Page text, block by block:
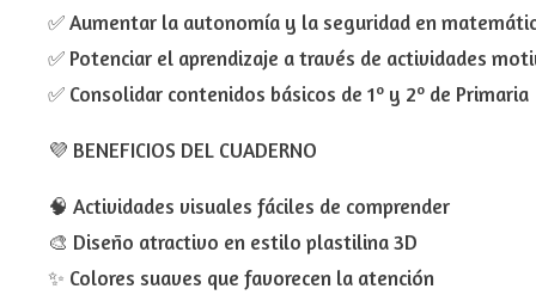
✅ Aumentar la autonomía y la seguridad en
✅ Potenciar el aprendizaje a través de actividades
✅ Consolidar contenidos básicos de 1º y 2º de Primaria
💜 BENEFICIOS DEL CUADERNO
🧠 Actividades visuales fáciles de comprender
🎨 Diseño atractivo en estilo plastilina 3D
✨ Colores suaves que favorecen la atención